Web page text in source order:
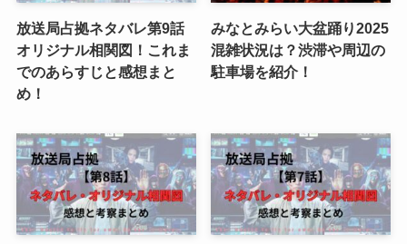
放送局占拠ネタバレ第9話
オリジナル相関図！これま
でのあらすじと感想まと
め！
みなとみらい大盆踊り2025
混雑状況は？渋滞や周辺の
駐車場を紹介！